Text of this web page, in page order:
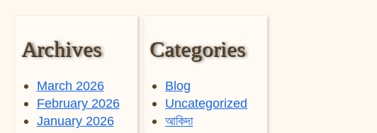
Archives
March 2026
February 2026
January 2026
Categories
Blog
Uncategorized
আকিদা